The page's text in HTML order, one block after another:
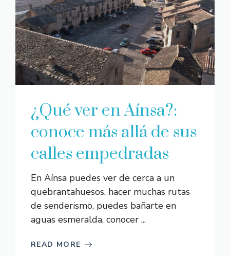
¿Qué ver en Aínsa?:
conoce más allá de sus
calles empedradas
En Aínsa puedes ver de cerca a un
quebrantahuesos, hacer muchas rutas
de senderismo, puedes bañarte en
aguas esmeralda, conocer ...
READ MORE